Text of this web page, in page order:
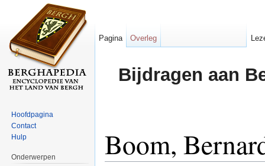
Bijdragen aan
Boom,
Pagina Overleg
Hoofdpagina
Contact
Hulp
Onderwerpen